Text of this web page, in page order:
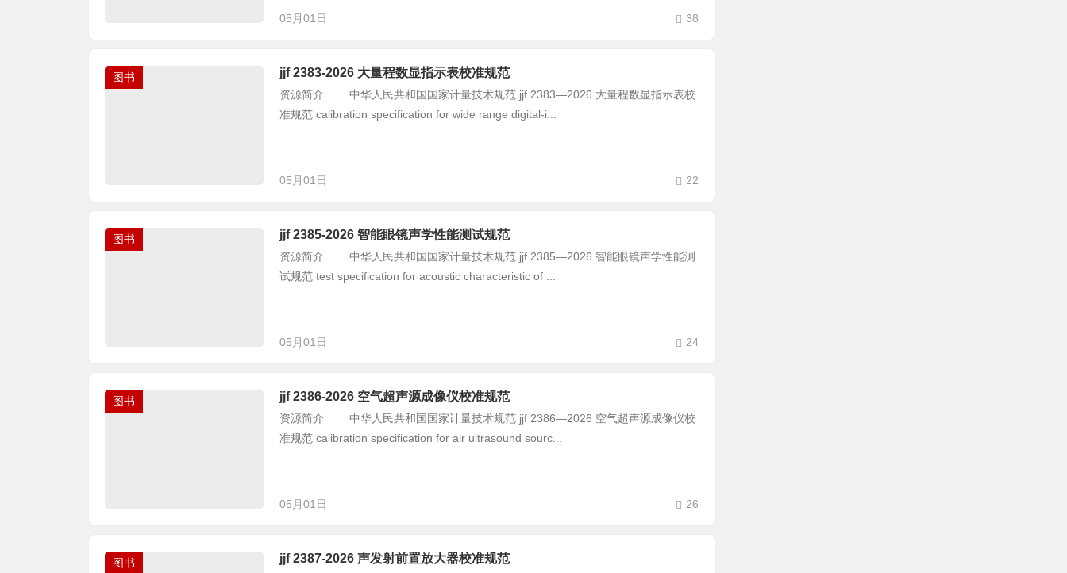
05月01日 38
图书 jjf 2383-2026 大量程数显指示表校准规范
资源简介 中华人民共和国国家计量技术规范 jjf 2383—2026 大量程数显指示表校
准规范 calibration specification for wide range digital‑i...
05月01日 22
图书 jjf 2385-2026 智能眼镜声学性能测试规范
资源简介 中华人民共和国国家计量技术规范 jjf 2385—2026 智能眼镜声学性能测
试规范 test specification for acoustic characteristic of ...
05月01日 24
图书 jjf 2386-2026 空气超声源成像仪校准规范
资源简介 中华人民共和国国家计量技术规范 jjf 2386—2026 空气超声源成像仪校
准规范 calibration specification for air ultrasound sourc...
05月01日 26
图书 jjf 2387-2026 声发射前置放大器校准规范